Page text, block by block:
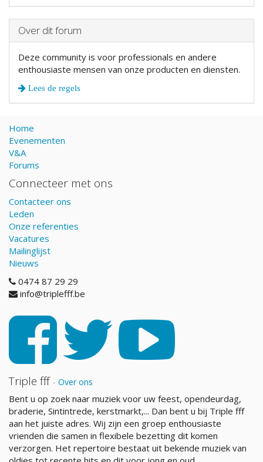
Over dit forum
Deze community is voor professionals en andere
enthousiaste mensen van onze producten en diensten.
Lees de regels
Home
Evenementen
V&A
Forums
Connecteer met ons
Contacteer ons
Leden
Onze referenties
Vacatures
Mailinglijst
Nieuws
0474 87 29 29
info@triplefff.be
Triple fff - Over ons
Bent u op zoek naar muziek voor uw feest, opendeurdag,
braderie, Sintintrede, kerstmarkt,... Dan bent u bij Triple fff
aan het juiste adres. Wij zijn een groep enthousiaste
vrienden die samen in flexibele bezetting dit komen
verzorgen. Het repertoire bestaat uit bekende muziek van